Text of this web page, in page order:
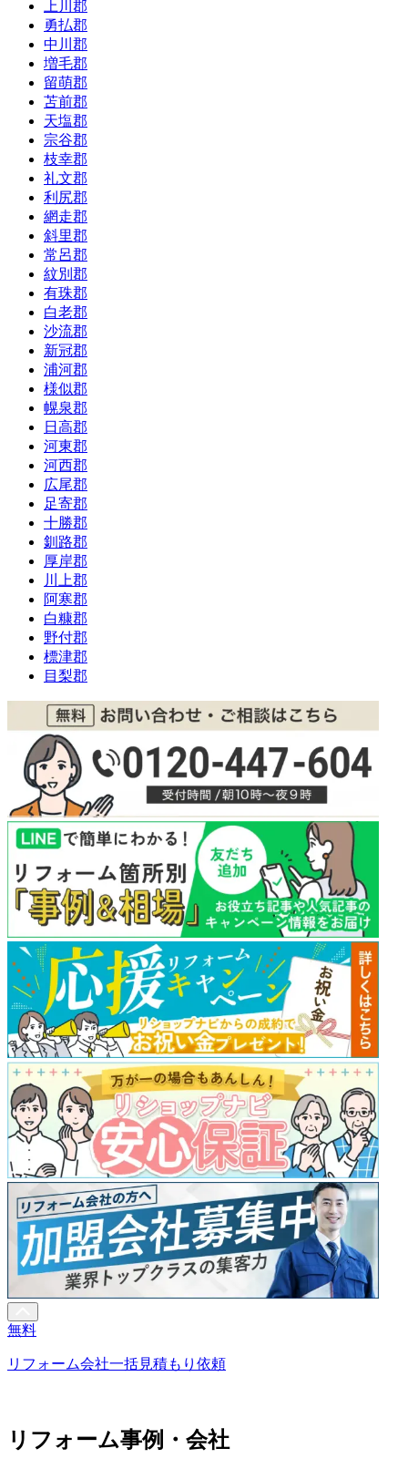
上川郡
勇払郡
中川郡
増毛郡
留萌郡
苫前郡
天塩郡
宗谷郡
枝幸郡
礼文郡
利尻郡
網走郡
斜里郡
常呂郡
紋別郡
有珠郡
白老郡
沙流郡
新冠郡
浦河郡
様似郡
幌泉郡
日高郡
河東郡
河西郡
広尾郡
足寄郡
十勝郡
釧路郡
厚岸郡
川上郡
阿寒郡
白糠郡
野付郡
標津郡
目梨郡
無料
リフォーム会社一括見積もり依頼
リフォーム事例・会社